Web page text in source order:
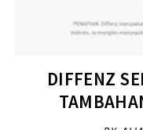
DIFFENZ